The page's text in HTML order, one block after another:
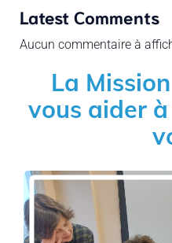
Latest Comments
Aucun commentaire à
La
vous aider